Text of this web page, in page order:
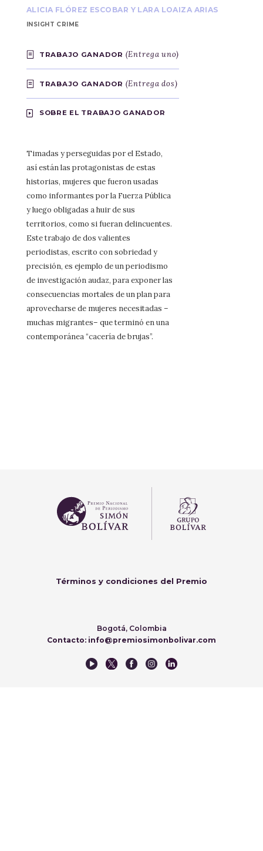
ALICIA FLÓREZ ESCOBAR Y LARA LOAIZA ARIAS
INSIGHT CRIME
TRABAJO GANADOR (Entrega uno)
TRABAJO GANADOR (Entrega dos)
SOBRE EL TRABAJO GANADOR
Timadas y perseguidas por el Estado,
así están las protagonistas de estas
historias, mujeres que fueron usadas
como informantes por la Fuerza Pública
y luego obligadas a huir de sus
territorios, como si fueran delincuentes.
Este trabajo de dos valientes
periodistas, escrito con sobriedad y
precisión, es ejemplo de un periodismo
de investigación audaz, para exponer las
consecuencias mortales de un plan para
aprovecharse de mujeres necesitadas –
muchas migrantes– que terminó en una
contemporánea “cacería de brujas”.
Términos y condiciones del Premio
Bogotá, Colombia
Contacto: info@premiosimonbolivar.com